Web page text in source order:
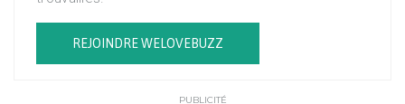
REJOINDRE WELOVEBUZZ
PUBLICITÉ